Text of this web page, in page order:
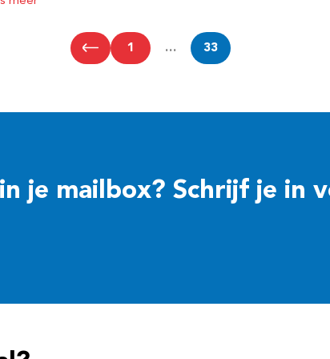
1 … 33
je mailbox? Schrijf je in